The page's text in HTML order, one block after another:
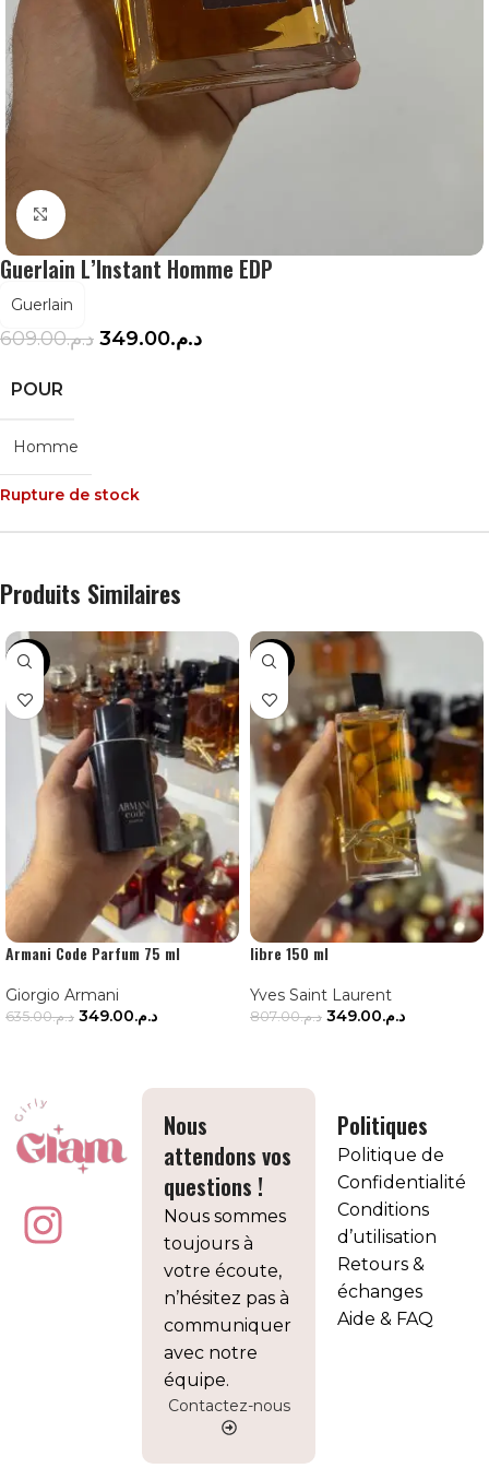
Agrandir
Guerlain L’Instant Homme EDP
Guerlain
د.م.609.00 د.م.349.00
POUR
Homme
Rupture de stock
Produits Similaires
-45%
Armani Code Parfum 75 ml
Giorgio Armani
د.م.635.00 د.م.349.00
-57%
libre 150 ml
Yves Saint Laurent
د.م.807.00 د.م.349.00
Nous
attendons vos
questions !
Nous sommes
toujours à
votre écoute,
n’hésitez pas à
communiquer
avec notre
équipe.
Contactez-nous
Politiques
Politique de
Confidentialité
Conditions
d’utilisation
Retours &
échanges
Aide & FAQ